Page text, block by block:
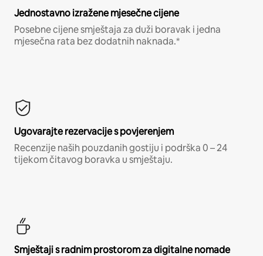
Jednostavno izražene mjesečne cijene
Posebne cijene smještaja za duži boravak i jedna
mjesečna rata bez dodatnih naknada.*
Ugovarajte rezervacije s povjerenjem
Recenzije naših pouzdanih gostiju i podrška 0 – 24
tijekom čitavog boravka u smještaju.
Smještaji s radnim prostorom za digitalne nomade